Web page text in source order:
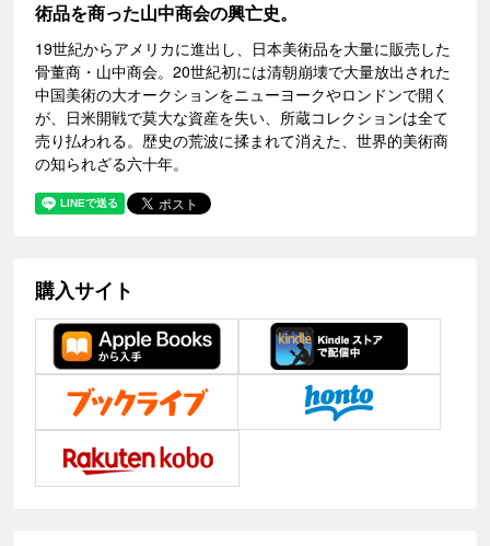
術品を商った山中商会の興亡史。
19世紀からアメリカに進出し、日本美術品を大量に販売した
骨董商・山中商会。20世紀初には清朝崩壊で大量放出された
中国美術の大オークションをニューヨークやロンドンで開く
が、日米開戦で莫大な資産を失い、所蔵コレクションは全て
売り払われる。歴史の荒波に揉まれて消えた、世界的美術商
の知られざる六十年。
購入サイト